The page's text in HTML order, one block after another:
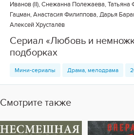
Иванов (II), Снежанна Полежаева, Татьяна
Гацман, Анастасия Филиппова, Дарья
Алексей Хрусталёв
Сериал «Любовь и
подборках
Мини-сериалы Драма, мелодрама
Смотрите также